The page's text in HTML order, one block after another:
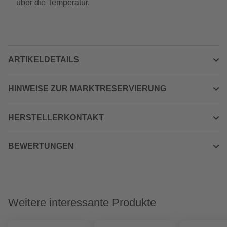
über die Temperatur.
ARTIKELDETAILS
HINWEISE ZUR MARKTRESERVIERUNG
HERSTELLERKONTAKT
BEWERTUNGEN
Weitere interessante Produkte